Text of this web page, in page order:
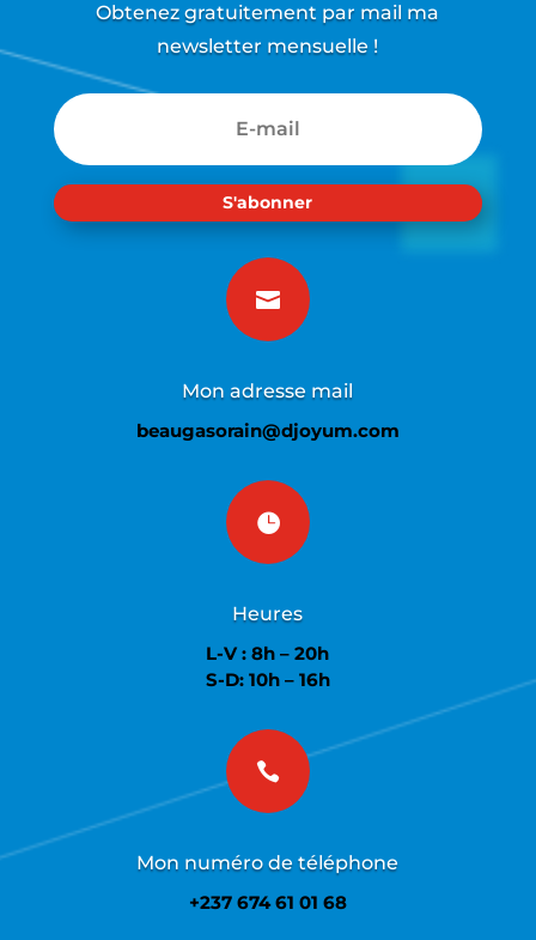
Obtenez gratuitement par mail ma
newsletter mensuelle !
S'abonner

Mon adresse mail
beaugasorain@djoyum.com

Heures
L-V : 8h – 20h
S-D: 10h – 16h

Mon numéro de téléphone
+237 674 61 01 68